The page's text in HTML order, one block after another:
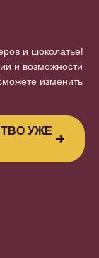
и шоколатье!
и возможности
изменить
УЖЕ